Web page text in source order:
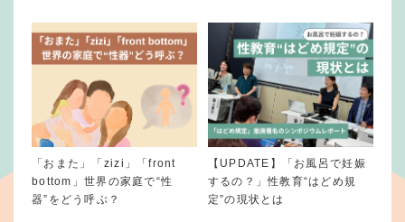
「おまた」「zizi」「front
bottom」世界の家庭で“性
器”をどう呼ぶ？
【UPDATE】「お風呂で妊娠
するの？」性教育“はどめ規
定”の現状とは